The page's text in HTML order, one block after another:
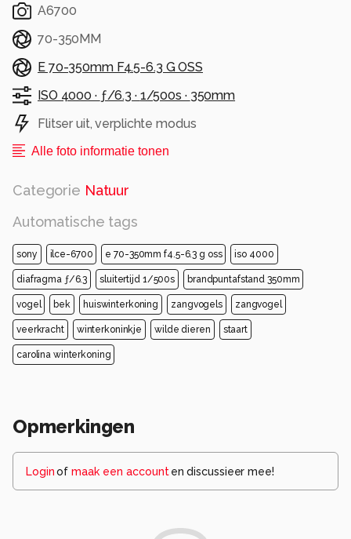
A6700
70-350MM
E 70-350mm F4.5-6.3 G OSS
ISO 4000 · ƒ/6.3 · 1/500s · 350mm
Flitser uit, verplichte modus
Alle foto informatie tonen
Categorie Natuur
Automatische tags
sony ilce-6700 e 70-350mm f4.5-6.3 g oss iso 4000
diafragma ƒ/6.3 sluitertijd 1/500s brandpuntafstand 350mm
vogel bek huiswinterkoning zangvogels zangvogel
veerkracht winterkoninkje wilde dieren staart
carolina winterkoning
Opmerkingen
Loginof maak een account en discussieer mee!